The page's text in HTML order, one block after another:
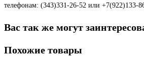
телефонам: (343)331-26-52 или +7(922)133-
Вас так же могут
Похожие товары